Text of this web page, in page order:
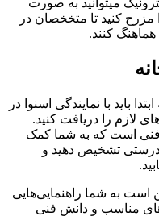
میتوانید به صورت
مزرح کنید تا متخخصان در
کنند.
باید با نمایندگی اسنوا در
لازم را دریافت کنید.
فنی است که به شما کمک
درستی تشخیص دهید و
است به شما راهنمایی‌هایی
مناسب و دانش فنی